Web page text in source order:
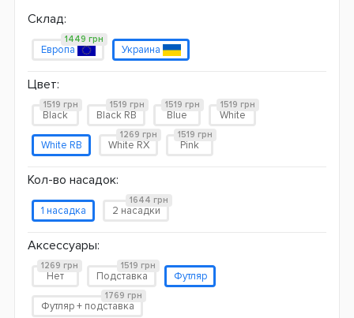
Склад:
Европа
1449 грн
Украина
Цвет:
Black
1519 грн
Black RB
1519 грн
Blue
1519 грн
White
1519 грн
White RB White RX
1269 грн
Pink
1519 грн
Кол-во насадок:
1 насадка 2 насадки
1644 грн
Аксессуары:
Нет
1269 грн
Подставка
1519 грн
Футляр
Футляр + подставка
1769 грн